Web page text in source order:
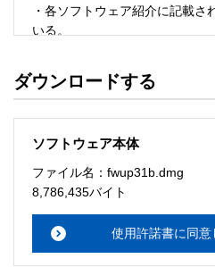
・各ソフトウェア紹介に記載さ
いる。
・ソフトウェアを改変、または
ソフトウェアのサポート
・本サーバでは、ユーザーサポ
メーションセンターまでお願い
ダウンロードする
ソフトウェア本体
ファイル名：fwup31b.dmg
8,786,435バイト
使用許諾書に同意